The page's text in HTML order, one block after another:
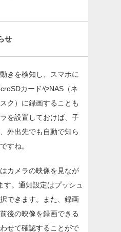
せ
きを検知し、スマホに
カードやNAS（ネ
ク）に録画することも
を設置しておけば、子
外出先でも自動で知ら
すね。
カメラの映像を見なが
す。通知設定はプッシュ
できます。また、録画
後の映像を録画できる
せて確認することがで